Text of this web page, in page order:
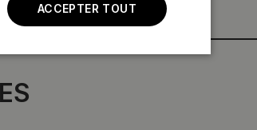
ACCEPTER TOUT